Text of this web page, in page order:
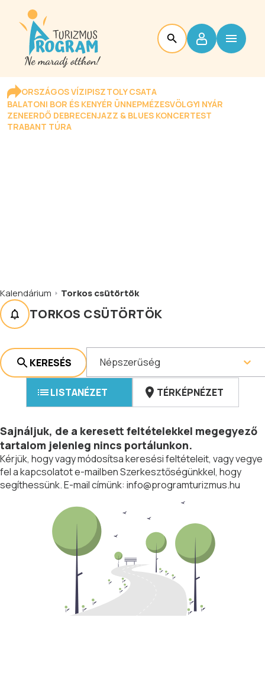
ORSZÁGOS VÍZIPISZTOLY CSATA
BALATONI BOR ÉS KENYÉR ÜNNEPMÉZESVÖLGYI NYÁR
ZENEERDŐ DEBRECENJAZZ & BLUES KONCERTEST
TRABANT TÚRA
Kalendárium Torkos csütörtök
TORKOS CSÜTÖRTÖK
KERESÉS Népszerűség
LISTANÉZET TÉRKÉPNÉZET
Sajnáljuk, de a keresett feltételekkel megegyező
tartalom jelenleg nincs portálunkon.
Kérjük, hogy vagy módosítsa keresési feltételeit, vagy vegye
fel a kapcsolatot e-mailben Szerkesztőségünkkel, hogy
segíthessünk. E-mail címünk: info@programturizmus.hu